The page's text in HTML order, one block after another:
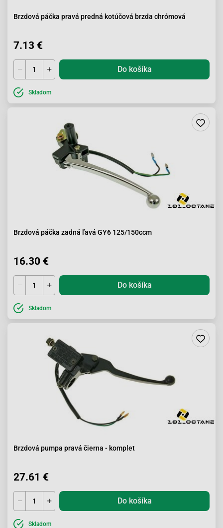
Brzdová páčka pravá predná kotúčová brzda chrómová
7.13 €
Do košíka
Skladom
Brzdová páčka zadná ľavá GY6 125/150ccm
16.30 €
Do košíka
Skladom
Brzdová pumpa pravá čierna - komplet
27.61 €
Do košíka
Skladom